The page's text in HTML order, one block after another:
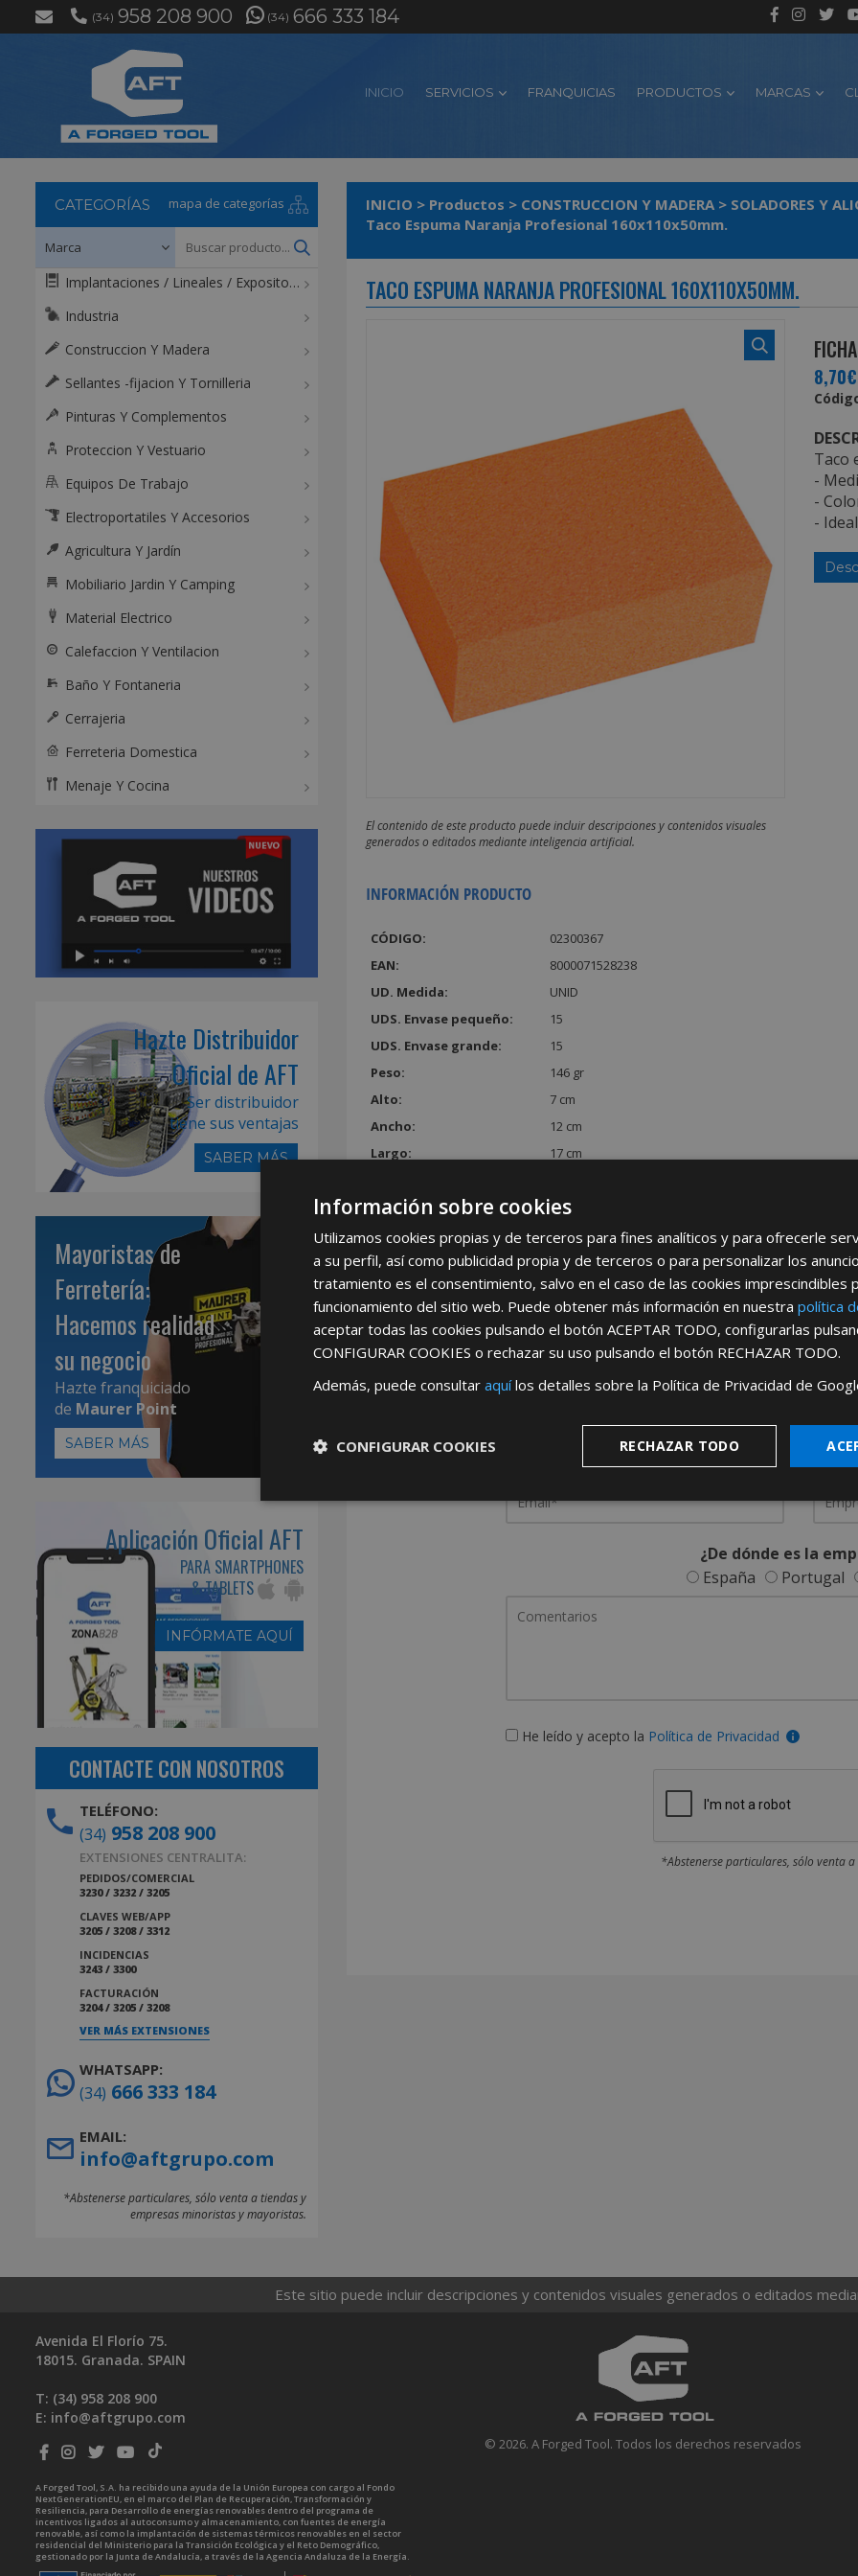
(34) 958 208 900 (34) 666 333 184
INICIO SERVICIOS FRANQUICIAS PRODUCTOS MARCAS
INICIO > Productos > CONSTRUCCION Y MADERA > SOLADORES Y
Taco Espuma Naranja Profesional 160x110x50mm.
TACO ESPUMA NARANJA PROFESIONAL 160X110X50MM.
El contenido de este producto puede incluir descripciones y contenidos visuales
generados o editados mediante inteligencia artificial.
INFORMACIÓN PRODUCTO
CÓDIGO:
02300367
EAN:
8000071528238
UD. Medida:
UNID
UDS. Envase pequeño:
15
UDS. Envase grande:
15
Peso:
146 gr
Alto:
7 cm
Ancho:
12 cm
Largo:
17 cm
8,70€
Taco
-
-
-
REGÍSTRATE PARA HACERTE
Desdeaquípodrá ver todas las
Rellene este formulario y nos pondremos en contacto
¿De dónde es la
España
Portugal
He leído y acepto la Política de Privacidad
*Abstenerse particulares, sólo venta
CATEGORÍAS mapa de categorías
Implantaciones / Lineales / Expositores / Mostradores
Industria
Construccion Y Madera
Sellantes -fijacion Y Tornilleria
Pinturas Y Complementos
Proteccion Y Vestuario
Equipos De Trabajo
Electroportatiles Y Accesorios
Agricultura Y Jardín
Mobiliario Jardin Y Camping
Material Electrico
Calefaccion Y Ventilacion
Baño Y Fontaneria
Cerrajeria
Ferreteria Domestica
Menaje Y Cocina
Hazte Distribuidor
Oficial de AFT
Ser distribuidor
tiene sus ventajas
SABER MÁS
Mayoristas de
Ferretería:
Hacemos realidad
su negocio
Hazte franquiciado
de Maurer Point
SABER MÁS
Aplicación Oficial AFT
PARA SMARTPHONES
& TABLETS
INFÓRMATE AQUÍ
CONTACTE CON NOSOTROS
TELÉFONO:
(34) 958 208 900
EXTENSIONES CENTRALITA:
PEDIDOS/COMERCIAL
3230 / 3232 / 3205
CLAVES WEB/APP
3205 / 3208 / 3312
INCIDENCIAS
3243 / 3300
FACTURACIÓN
3204 / 3205 / 3208
VER MÁS EXTENSIONES
WHATSAPP:
(34) 666 333 184
EMAIL:
info@aftgrupo.com
*Abstenerse particulares, sólo venta a tiendas y
empresas minoristas y mayoristas.
Este sitio puede incluir descripciones y contenidos visuales generados o editados
© 2026. A Forged Tool. Todos los derechos reservados
Avenida El Florío 75.
18015. Granada. SPAIN
T: (34) 958 208 900
E: info@aftgrupo.com
A Forged Tool, S.A. ha recibido una ayuda de la Unión Europea con cargo al Fondo
NextGenerationEU, en el marco del Plan de Recuperación, Transformación y
Resiliencia, para Desarrollo de energías renovables dentro del programa de
incentivos ligados al autoconsumo y almacenamiento, con fuentes de energía
renovable, así como la implantación de sistemas térmicos renovables en el sector
residencial del Ministerio para la Transición Ecológica y el Reto Demográfico,
gestionado por la Junta de Andalucía, a través de la Agencia Andaluza de la Energía.
Información sobre cookies
Utilizamos cookies propias y de terceros para fines analíticos y para ofrecerle
a su perfil, así como publicidad propia y de terceros o para personalizar los
tratamiento es el consentimiento, salvo en el caso de las cookies imprescindibles
funcionamiento del sitio web. Puede obtener más información en nuestra política
aceptar todas las cookies pulsando el botón ACEPTAR TODO, configurarlas
CONFIGURAR COOKIES o rechazar su uso pulsando el botón RECHAZAR TODO.
Además, puede consultar aquílos detalles sobre la Política de Privacidad de
RECHAZAR TODO
CONFIGURAR COOKIES